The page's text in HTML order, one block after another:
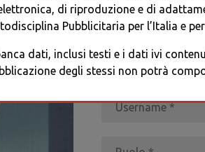
REGISTRATI
di riproduzione e di
Pubblicitaria per l’Italia e
dati, inclusi testi e i dati ivi
degli stessi non potrà